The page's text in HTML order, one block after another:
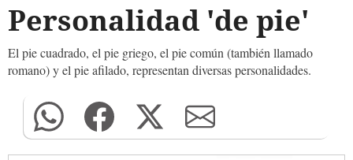
Personalidad 'de pie'
El pie cuadrado, el pie griego, el pie común (también llamado
romano) y el pie afilado, representan diversas personalidades.